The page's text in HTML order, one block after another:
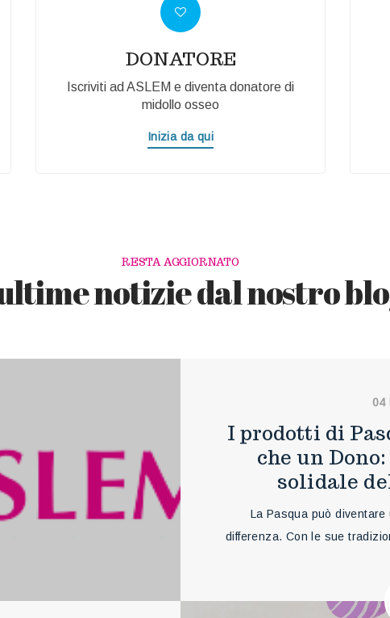
DONATORE
Iscriviti ad ASLEM e diventa donatore di
midollo osseo
Inizia da qui
RESTA AGGIORNATO
notizie dal nostro
04
I prodotti di
che un
solidale
La Pasqua può diventare
differenza. Con le sue